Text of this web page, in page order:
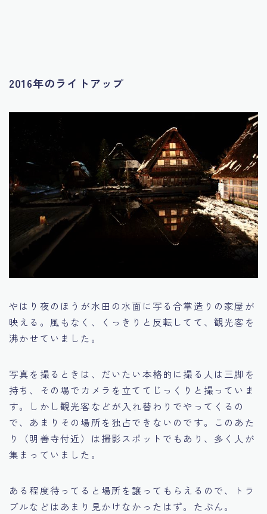
2016年のライトアップ
やはり夜のほうが水田の水面に写る合掌造りの家屋が
映える。風もなく、くっきりと反転してて、観光客を
沸かせていました。
写真を撮るときは、だいたい本格的に撮る人は三脚を
持ち、その場でカメラを立ててじっくりと撮っていま
す。しかし観光客などが入れ替わりでやってくるの
で、あまりその場所を独占できないのです。このあた
り（明善寺付近）は撮影スポットでもあり、多く人が
集まっていました。
ある程度待ってると場所を譲ってもらえるので、トラ
ブルなどはあまり見かけなかったはず。たぶん。